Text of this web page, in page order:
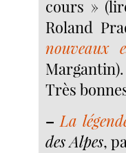
cours »
Roland
nouveaux
Margantin).
Très
– La
des Alpes,